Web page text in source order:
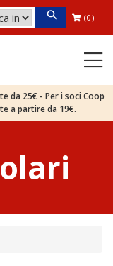
(0)
da 25€ - Per i soci Coop
a partire da 19€.